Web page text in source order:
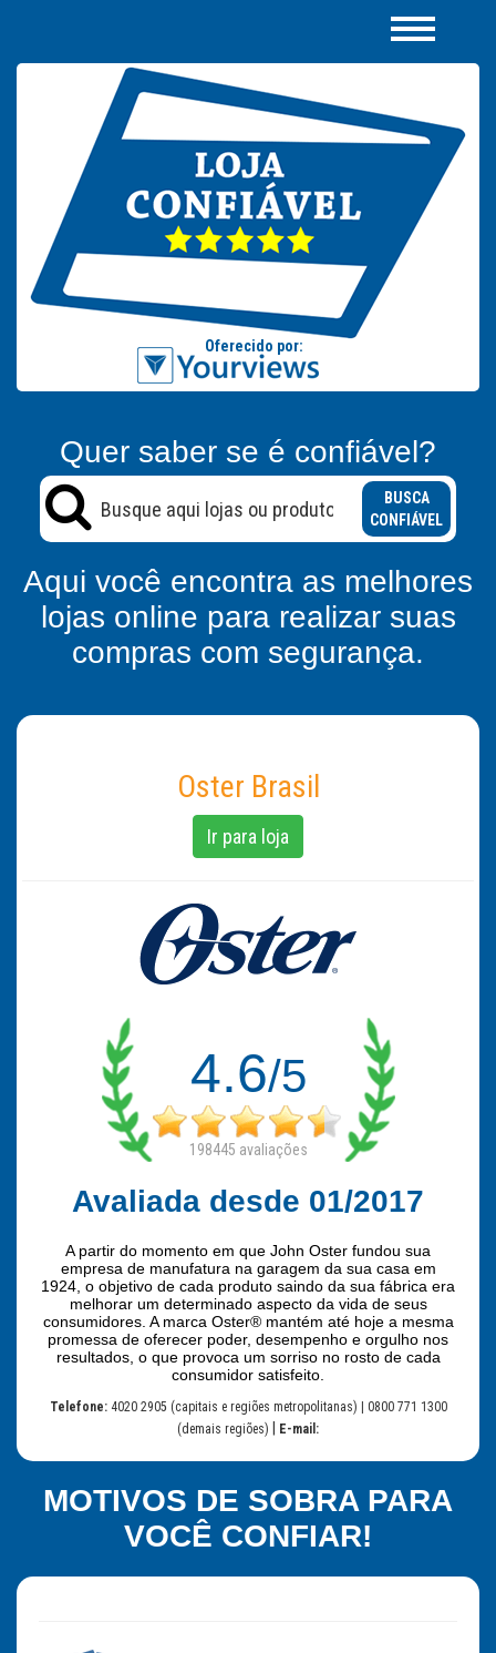
Quer saber se é confiável?
BUSCA
CONFIÁVEL
Aqui você encontra as melhores
lojas online para realizar suas
compras com segurança.
Oster Brasil
Ir para loja
4.6/5
198445 avaliações
Avaliada desde 01/2017
A partir do momento em que John Oster fundou sua
empresa de manufatura na garagem da sua casa em
1924, o objetivo de cada produto saindo da sua fábrica era
melhorar um determinado aspecto da vida de seus
consumidores. A marca Oster® mantém até hoje a mesma
promessa de oferecer poder, desempenho e orgulho nos
resultados, o que provoca um sorriso no rosto de cada
consumidor satisfeito.
Telefone: 4020 2905 (capitais e regiões metropolitanas) | 0800 771 1300
(demais regiões)
E-mail:
MOTIVOS DE SOBRA PARA
VOCÊ CONFIAR!